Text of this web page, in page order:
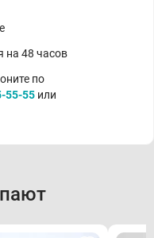
на 48 часов
по
55-55 или